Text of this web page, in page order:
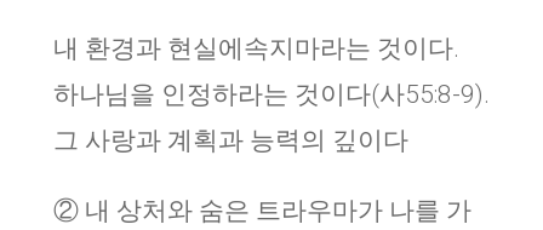
내 환경과 현실에속지마라는 것이다.
하나님을 인정하라는 것이다(사55:8-9).
그 사랑과 계획과 능력의 깊이다
② 내 상처와 숨은 트라우마가 나를 가